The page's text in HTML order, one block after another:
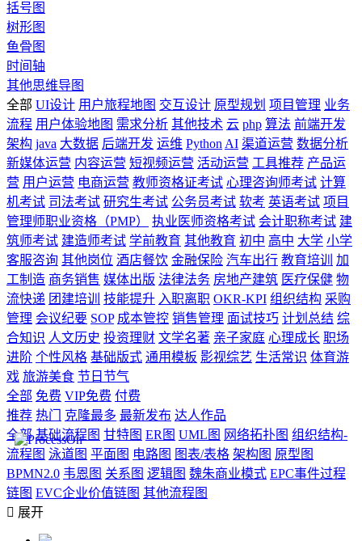
括号图
树形图
鱼骨图
时间轴
其他思维导图
全部 UI设计 用户旅程地图 交互设计 原型规划 项目管理 业务
流程 用户体验地图 需求分析 其他技术 云 php 算法 前端开发
架构 java 大数据 后端开发 运维 Python AI 渠道运营 数据分析
新媒体运营 内容运营 短视频运营 活动运营 工具推荐 产品运
营 用户运营 电商运营 教师资格证考试 心理咨询师考试 计算
机考试 司法考试 研究生考试 公务员考试 软考 英语考试 项目
管理师职业资格（PMP）
执业医师资格考试 会计职称考试 建
筑师考试 建造师考试 学前教育 其他教育 初中 高中 大学 小学
客服咨询 其他岗位 酒店餐饮 金融保险 汽车出行 教育培训
加
工制造 商务销售 媒体出版 法律法务 房地产建筑 医疗保健 物
流快递 团建培训 技能提升 入职离职 OKR-KPI 组织结构 采购
管理 会议纪要 SOP 成本管控 销售管理 面试技巧 计划总结 综
合知识 人文历史 投资理财 文学名著 亲子家庭 心理成长 职场
进阶 个性风格 基础版式 通用模板 影视综艺 生活常识 体育游
戏 旅游美食 节日节气
全部 免费 VIP免费 付费
推荐 热门 克隆最多 最新发布 达人作品
全部 基础流程图 甘特图 ER图 UML图 网络拓扑图 组织结构-
流程图 泳道图 平面图 电路图 图表/表格 架构图 原型图
BPMN2.0 韦恩图 关系图 逻辑图 魏朱商业模式 EPC事件过程
链图 EVC企业价值链图 其他流程图
 展开